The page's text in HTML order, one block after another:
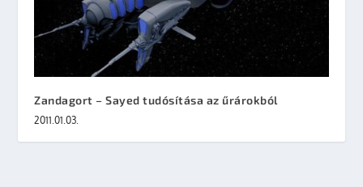
Zandagort – Sayed tudósítása az űrárokból
2011.01.03.